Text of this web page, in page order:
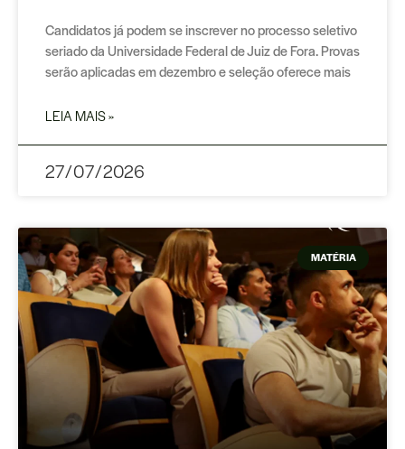
Candidatos já podem se inscrever no processo seletivo
seriado da Universidade Federal de Juiz de Fora. Provas
serão aplicadas em dezembro e seleção oferece mais
LEIA MAIS »
27/07/2026
MATÉRIA